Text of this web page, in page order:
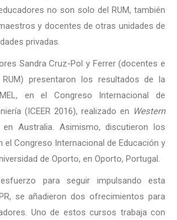
no son solo del RUM, también
y docentes de otras unidades de
privadas.
Sandra Cruz-Pol y Ferrer (docentes e
RUM) presentaron los resultados de la
en el Congreso Internacional de
(ICEER 2016), realizado en Western
en Australia. Asimismo, discutieron los
el Congreso Internacional de Educación y
de Oporto, en Oporto, Portugal.
para seguir impulsando esta
se añadieron dos ofrecimientos para
Uno de estos cursos trabaja con